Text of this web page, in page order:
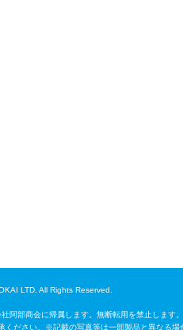
LTD. All Rights Reserved.
阿部商会に帰属します。無断転用を禁止します。
ださい。※記載の写真等は一部製品と異なる場